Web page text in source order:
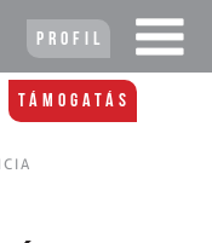
Profil
Támogatás